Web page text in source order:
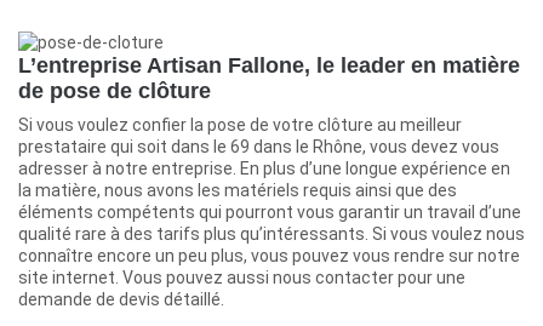
L’entreprise Artisan Fallone, le leader en matière
de pose de clôture
Si vous voulez confier la pose de votre clôture au meilleur
prestataire qui soit dans le 69 dans le Rhône, vous devez vous
adresser à notre entreprise. En plus d’une longue expérience en
la matière, nous avons les matériels requis ainsi que des
éléments compétents qui pourront vous garantir un travail d’une
qualité rare à des tarifs plus qu’intéressants. Si vous voulez nous
connaître encore un peu plus, vous pouvez vous rendre sur notre
site internet. Vous pouvez aussi nous contacter pour une
demande de devis détaillé.